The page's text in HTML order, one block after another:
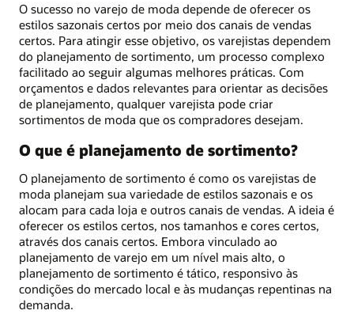
O sucesso no varejo de moda depende de oferecer os
estilos sazonais certos por meio dos canais de vendas
certos. Para atingir esse objetivo, os varejistas dependem
do planejamento de sortimento, um processo complexo
facilitado ao seguir algumas melhores práticas. Com
orçamentos e dados relevantes para orientar as decisões
de planejamento, qualquer varejista pode criar
sortimentos de moda que os compradores desejam.
O que é planejamento de sortimento?
O planejamento de sortimento é como os varejistas de
moda planejam sua variedade de estilos sazonais e os
alocam para cada loja e outros canais de vendas. A ideia é
oferecer os estilos certos, nos tamanhos e cores certos,
através dos canais certos. Embora vinculado ao
planejamento de varejo em um nível mais alto, o
planejamento de sortimento é tático, responsivo às
condições do mercado local e às mudanças repentinas na
demanda.